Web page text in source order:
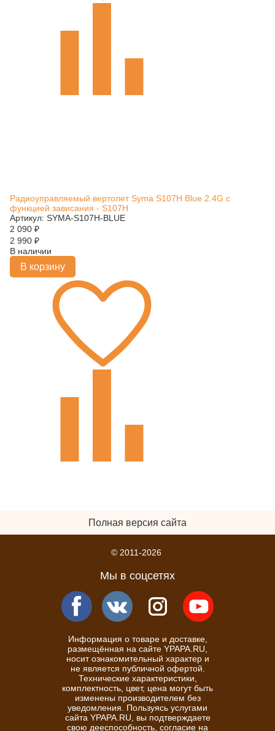
Радиоуправляемый вертолет Syma S107H Blue 2.4G с
функцией зависания - S107H
Артикул: SYMA-S107H-BLUE
2 090 ₽
2 990 ₽
В наличии
В корзину
Полная версия сайта
© 2011-2026
Мы в соцсетях
Информация о товаре и доставке,
размещённая на сайте YPAPA.RU,
носит ознакомительный характер и
не является публичной офертой.
Технические характеристики,
комплектность, цвет, цена могут быть
изменены производителем без
уведомления. Пользуясь услугами
сайта YPAPA.RU, вы подтверждаете
свою дееспособность, согласие на